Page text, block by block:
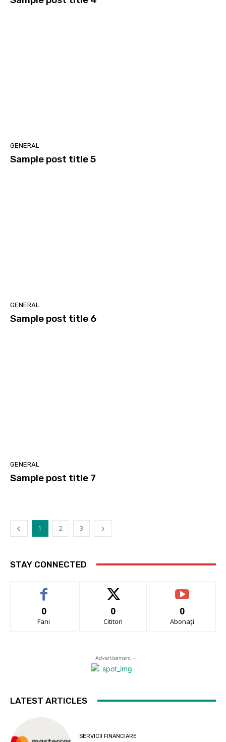
GENERAL
Sample post title 5
GENERAL
Sample post title 6
GENERAL
Sample post title 7
1 2 3
STAY CONNECTED
0
Fani
0
Cititori
0
Abonați
- Advertisement -
LATEST ARTICLES
SERVICII FINANCIARE